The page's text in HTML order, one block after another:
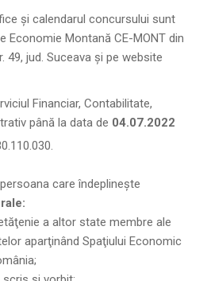
şi calendarul concursului sunt
Economie Montană CE-MONT din
49, jud. Suceava și pe website
Financiar, Contabilitate,
până la data de 04.07.2022
care îndeplineşte
a altor state membre ale
aparţinând Spaţiului Economic